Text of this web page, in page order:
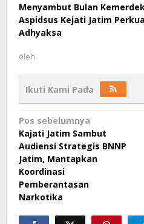
Menyambut Bulan
Aspidsus Kejati Jatim
Adhyaksa
oleh
Ikuti Kami Pada
Navigasi
pos
Pos sebelumnya
Kajati Jatim Sambut
Audiensi Strategis BNNP
Jatim, Mantapkan
Koordinasi
Pemberantasan
Narkotika